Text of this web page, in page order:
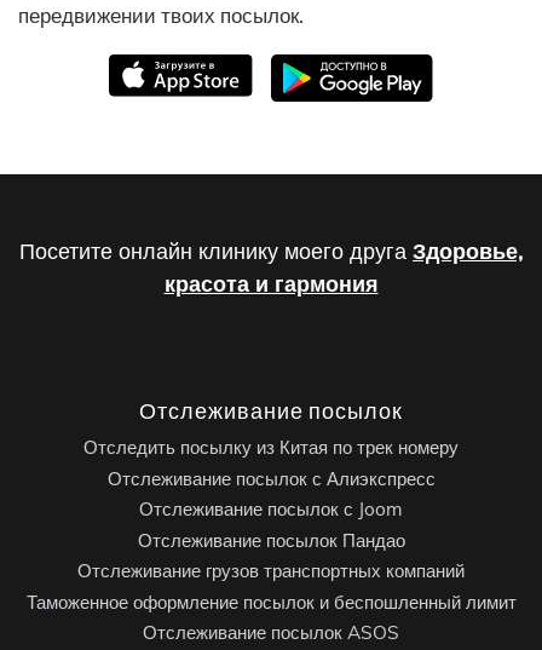
передвижении твоих посылок.
Посетите онлайн клинику моего друга Здоровье,
красота и гармония
Отслеживание посылок
Отследить посылку из Китая по трек номеру
Отслеживание посылок с Алиэкспресс
Отслеживание посылок с Joom
Отслеживание посылок Пандао
Отслеживание грузов транспортных компаний
Таможенное оформление посылок и беспошленный лимит
Отслеживание посылок ASOS